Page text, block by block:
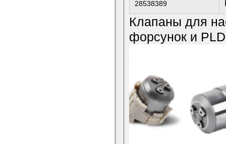
28538389
Клапаны для
форсунок и